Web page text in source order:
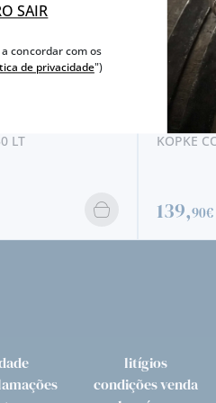
LT KOPKE
139,90€
litígios
condições venda
SAIR
concordar com os
de privacidade")